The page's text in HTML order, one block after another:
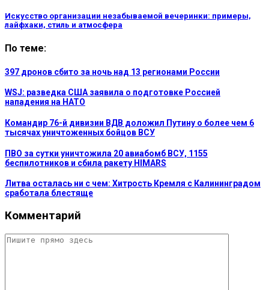
Искусство организации незабываемой вечеринки: примеры,
лайфхаки, стиль и атмосфера
По теме:
397 дронов сбито за ночь над 13 регионами России
WSJ: разведка США заявила о подготовке Россией
нападения на НАТО
Командир 76-й дивизии ВДВ доложил Путину о более чем 6
тысячах уничтоженных бойцов ВСУ
ПВО за сутки уничтожила 20 авиабомб ВСУ, 1155
беспилотников и сбила ракету HIMARS
Литва осталась ни с чем: Хитрость Кремля с Калининградом
сработала блестяще
Комментарий